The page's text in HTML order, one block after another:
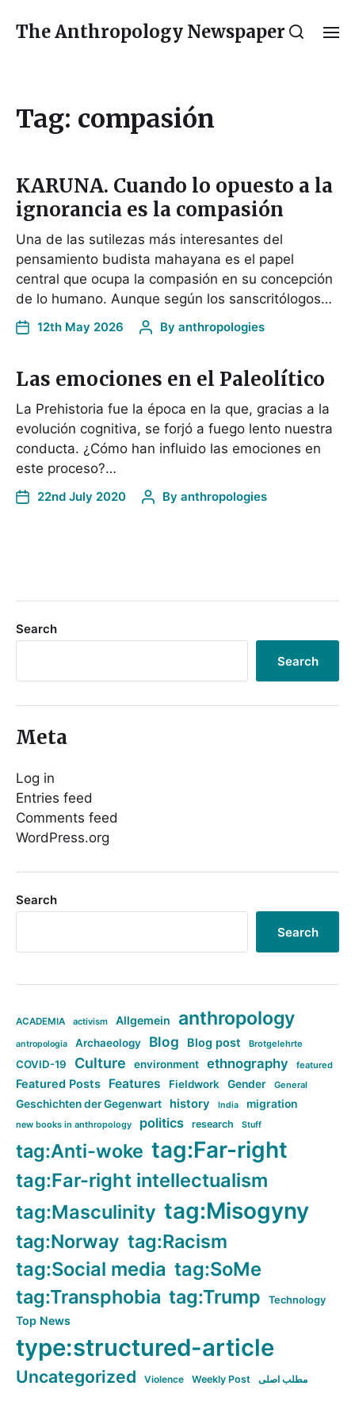
The Anthropology Newspaper
Tag: compasión
KARUNA. Cuando lo opuesto a la
ignorancia es la compasión
Una de las sutilezas más interesantes del
pensamiento budista mahayana es el papel
central que ocupa la compasión en su concepción
de lo humano. Aunque según los sanscritólogos…
12th May 2026 By anthropologies
Las emociones en el Paleolítico
La Prehistoria fue la época en la que, gracias a la
evolución cognitiva, se forjó a fuego lento nuestra
conducta. ¿Cómo han influido las emociones en
este proceso?…
22nd July 2020 By anthropologies
Search
Search
Meta
Log in
Entries feed
Comments feed
WordPress.org
Search
Search
ACADEMIA activism Allgemein anthropology
antropologia Archaeology Blog Blog post Brotgelehrte
COVID-19 Culture environment ethnography featured
Featured Posts Features Fieldwork Gender General
Geschichten der Gegenwart history India migration
new books in anthropology politics research Stuff
tag:Anti-woke tag:Far-right
tag:Far-right intellectualism
tag:Masculinity tag:Misogyny
tag:Norway tag:Racism
tag:Social media tag:SoMe
tag:Transphobia tag:Trump Technology
Top News
type:structured-article
Uncategorized Violence Weekly Post مطلب اصلی